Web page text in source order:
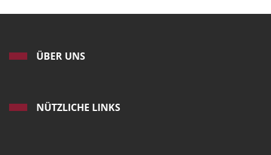
ÜBER UNS
NÜTZLICHE LINKS